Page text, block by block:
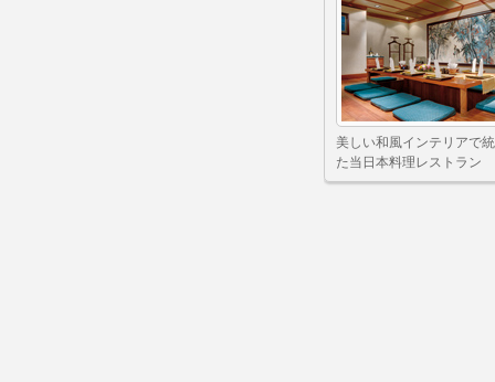
美しい和風インテリアで
た当日本料理レストラン